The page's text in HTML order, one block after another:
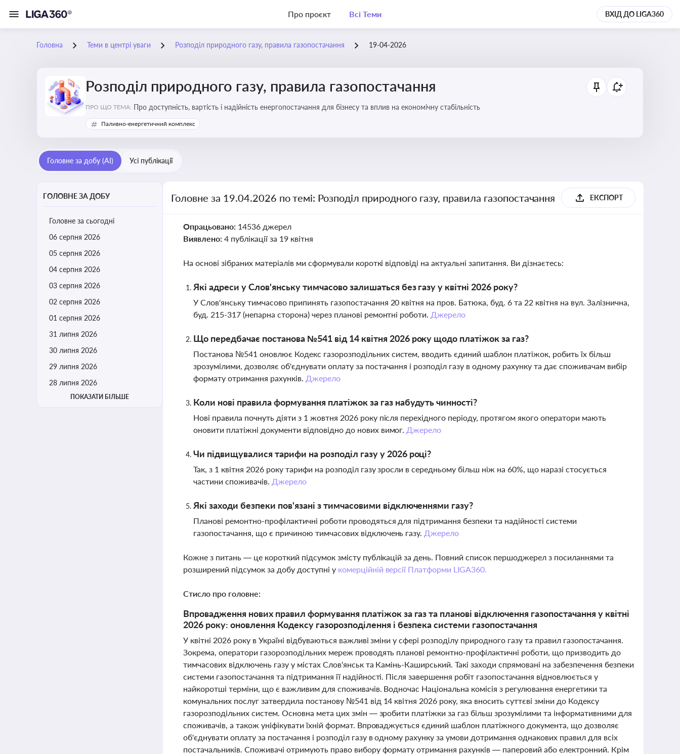
Про проєкт Всі Теми ВХІД ДО LIGA360
Головна Теми в центрі уваги Розподіл природного газу, правила газопостачання 19-04-2026
Розподіл природного газу, правила газопостачання
ПРО ЩО ТЕМА: Про доступність, вартість і надійність енергопостачання для бізнесу та вплив на економічну стабільність
Паливно-енергетичний комплекс
Головне за добу (AI) Усі публікації
ГОЛОВНЕ ЗА ДОБУ
Головне за сьогодні
06 серпня 2026
05 серпня 2026
04 серпня 2026
03 серпня 2026
02 серпня 2026
01 серпня 2026
31 липня 2026
30 липня 2026
29 липня 2026
28 липня 2026
ПОКАЗАТИ БІЛЬШЕ
Головне за 19.04.2026 по темі: Розподіл природного газу, правила газопостачання ЕКСПОРТ
Опрацьовано: 14536 джерел
Виявлено: 4 публікації за 19 квітня
На основі зібраних матеріалів ми сформували короткі відповіді на актуальні запитання. Ви дізнаєтесь:
Які адреси у Слов'янську тимчасово залишаться без газу у квітні 2026 року?
У Слов'янську тимчасово припинять газопостачання 20 квітня на пров. Батюка, буд. 6 та 22 квітня на вул. Залізнична,
буд. 215-317 (непарна сторона) через планові ремонтні роботи. Джерело
Що передбачає постанова №541 від 14 квітня 2026 року щодо платіжок за газ?
Постанова №541 оновлює Кодекс газорозподільних систем, вводить єдиний шаблон платіжок, робить їх більш
зрозумілими, дозволяє об'єднувати оплату за постачання і розподіл газу в одному рахунку та дає споживачам вибір
формату отримання рахунків. Джерело
Коли нові правила формування платіжок за газ набудуть чинності?
Нові правила почнуть діяти з 1 жовтня 2026 року після перехідного періоду, протягом якого оператори мають
оновити платіжні документи відповідно до нових вимог. Джерело
Чи підвищувалися тарифи на розподіл газу у 2026 році?
Так, з 1 квітня 2026 року тарифи на розподіл газу зросли в середньому більш ніж на 60%, що наразі стосується
частини споживачів. Джерело
Які заходи безпеки пов'язані з тимчасовими відключеннями газу?
Планові ремонтно-профілактичні роботи проводяться для підтримання безпеки та надійності системи
газопостачання, що є причиною тимчасових відключень газу. Джерело
Кожне з питань — це короткий підсумок змісту публікацій за день. Повний список першоджерел з посиланнями та
розширений підсумок за добу доступні у комерційній версії Платформи LIGA360.
Стисло про головне:
Впровадження нових правил формування платіжок за газ та планові відключення газопостачання у квітні
2026 року: оновлення Кодексу газорозподілення і безпека системи газопостачання
У квітні 2026 року в Україні відбуваються важливі зміни у сфері розподілу природного газу та правил газопостачання.
Зокрема, оператори газорозподільних мереж проводять планові ремонтно-профілактичні роботи, що призводить до
тимчасових відключень газу у містах Слов'янськ та Камінь-Каширський. Такі заходи спрямовані на забезпечення безпеки
системи газопостачання та підтримання її надійності. Після завершення робіт газопостачання відновлюється у
найкоротші терміни, що є важливим для споживачів. Водночас Національна комісія з регулювання енергетики та
комунальних послуг затвердила постанову №541 від 14 квітня 2026 року, яка вносить суттєві зміни до Кодексу
газорозподільних систем. Основна мета цих змін — зробити платіжки за газ більш зрозумілими та інформативними для
споживачів, а також уніфікувати їхній формат. Впроваджується єдиний шаблон платіжного документа, що дозволяє
об'єднувати оплату за постачання і розподіл газу в одному рахунку за умови дотримання однакових правил для всіх
постачальників. Споживачі отримують право вибору формату отримання рахунків — паперовий або електронний. Крім